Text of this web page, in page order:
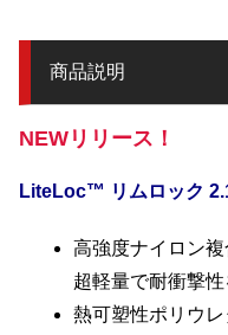
商品説明
NEWリリース！
LiteLoc™ リムロック
高強度ナイロン
超軽量で耐衝撃性
熱可塑性ポリウレ